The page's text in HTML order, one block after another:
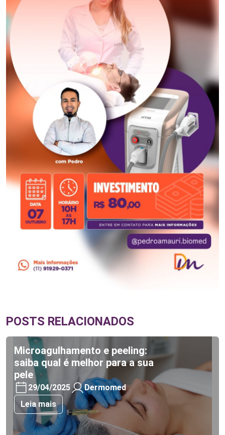
POSTS RELACIONADOS
Microagulhamento e peeling:
saiba qual é melhor para a sua
pele
29/04/2025
Dermomed
Leia mais